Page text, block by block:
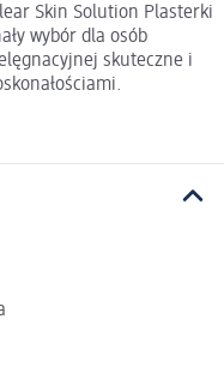
Skin Solution Plasterki
wybór dla osób
skuteczne i